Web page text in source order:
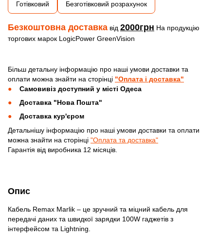
Опис
Кабель Remax Marlik – це зручний та міцний кабель для
передачі даних та швидкої зарядки 100W гаджетів з
інтерфейсом та Lightning.
Готівковий Безготівковий розрахунок
Безкоштовна доставка від 2000грн На продукцію
торгових марок LogicPower GreenVision
Більш детальну інформацію про наші умови доставки та
оплати можна знайти на сторінці "Оплата і доставка"
Самовивіз доступний у місті Одеса
Доставка "Нова Пошта"
Доставка кур'єром
Детальнішу інформацію про наші умови доставки та оплати
можна знайти на сторінці "Оплата та доставка"
Гарантія від виробника 12 місяців.